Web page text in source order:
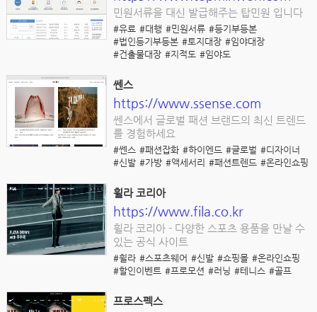
민원서류을 대신 발급해주는 탑민원 입니다
#유료 #대행 #민원서류 #등기부등본
#법인등기부등본 #토지대장 #임야대장
#건출물대장 #지적도 #임야도
쎈스
https://www.ssense.com
쎈스에서 글로벌 패션 브랜드의 최신 트렌드
를 경험하세요
#쎈스 #패션잡화 #하이엔드 #글로벌 #디자이너
#신발 #가방 #액세서리 #패션트렌드 #온라인쇼핑
휠라 코리아
https://www.fila.co.kr
휠라 코리아 - 다양한 스포츠 용품을 만날 수
있는 공식 사이트
#휠라 #스포츠웨어 #신발 #쇼핑몰 #온라인쇼핑
#할인이벤트 #프로모션 #러닝 #테니스 #골프
프로스펙스